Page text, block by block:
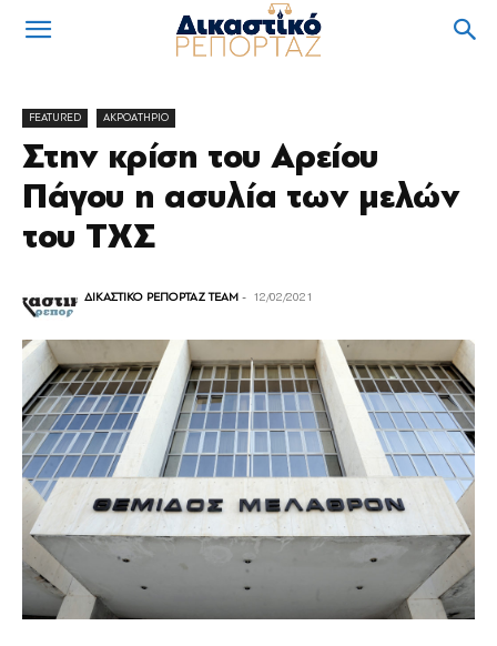
FEATURED ΑΚΡΟΑΤΗΡΙΟ
Στην κρίση του Αρείου
Πάγου η ασυλία των μελών
του ΤΧΣ
ΔΙΚΑΣΤΙΚΟ ΡΕΠΟΡΤΑΖ TEAM - 12/02/2021